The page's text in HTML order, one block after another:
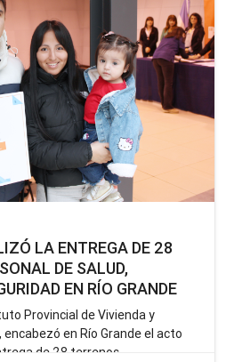
LA ENTREGA DE 28
DE SALUD,
EN RÍO GRANDE
Provincial de Vivienda y
en Río Grande el acto
de 28 terrenos